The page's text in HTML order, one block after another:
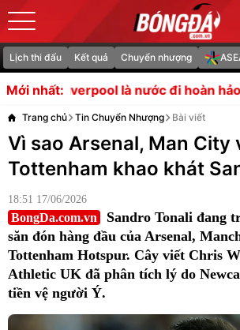
Lịch thi đấu Kết quả Chuyển nhượng
Mới nhất:là nước đi hoàn hảo cho cả hai
Trang chủ Tin Chuyển Nhượng Bài viết
Vì sao Arsenal, Man City
Tottenham khao khát
18:51 17/06/2026
BongDa.com.vn
Sandro Tonali đang
săn đón hàng đầu của Arsenal,
Tottenham Hotspur. Cây viết Chris
Athletic UK đã phân tích lý do
tiền vệ người Ý.